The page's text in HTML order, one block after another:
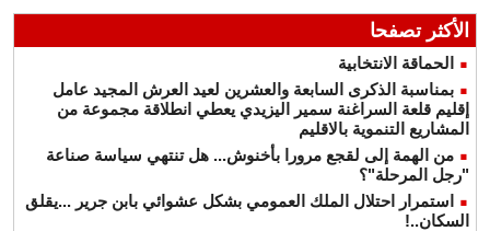
الأكثر تصفحا
الحماقة الانتخابية
بمناسبة الذكرى السابعة والعشرين لعيد العرش المجيد عامل
إقليم قلعة السراغنة سمير اليزيدي يعطي انطلاقة مجموعة من
المشاريع التنموية بالاقليم
من الهمة إلى لقجع مرورا بأخنوش... هل تنتهي سياسة صناعة
"رجل المرحلة"؟
استمرار احتلال الملك العمومي بشكل عشوائي بابن جرير ...يقلق
السكان..!